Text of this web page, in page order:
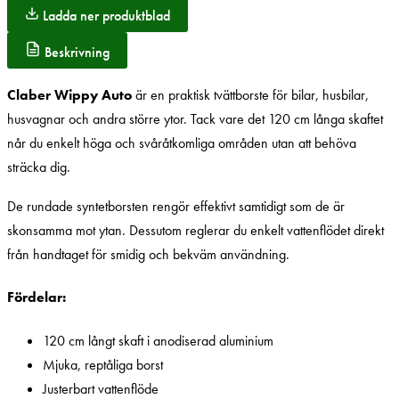
Ladda ner produktblad
Beskrivning
Claber Wippy Autoär en praktisk tvättborste för bilar, husbilar,
husvagnar och andra större ytor. Tack vare det 120 cm långa skaftet
når du enkelt höga och svåråtkomliga områden utan att behöva
sträcka dig.
De rundade syntetborsten rengör effektivt samtidigt som de är
skonsamma mot ytan. Dessutom reglerar du enkelt vattenflödet direkt
från handtaget för smidig och bekväm användning.
Fördelar:
120 cm långt skaft i anodiserad aluminium
Mjuka, reptåliga borst
Justerbart vattenflöde